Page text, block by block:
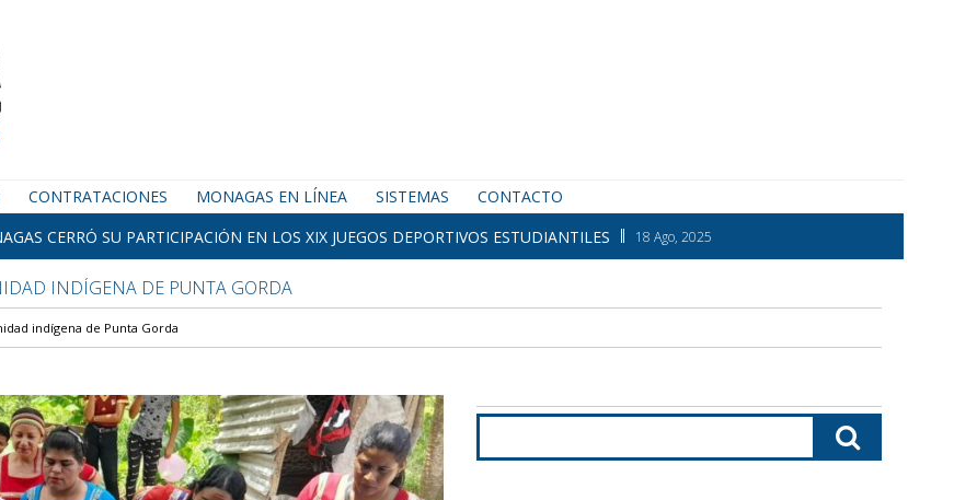
CONTRATACIONES MONAGAS EN LÍNEA SISTEMAS CONTACTO
18 Ago, 2025
CERRÓ SU PARTICIPACIÓN EN LOS XIX JUEGOS DEPORTIVOS ESTUDIANTILES
INDÍGENA DE PUNTA GORDA
indígena de Punta Gorda